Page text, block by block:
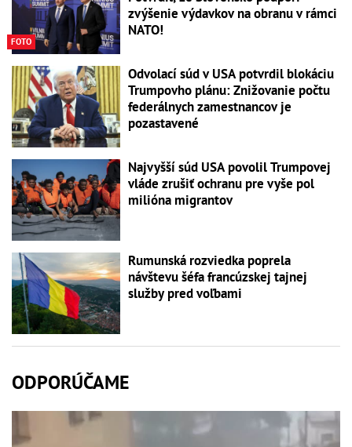
FOTO
zvýšenie výdavkov na obranu v rámci
NATO!
Odvolací súd v USA potvrdil blokáciu
Trumpovho plánu: Znižovanie počtu
federálnych zamestnancov je
pozastavené
Najvyšší súd USA povolil Trumpovej
vláde zrušiť ochranu pre vyše pol
milióna migrantov
Rumunská rozviedka poprela
návštevu šéfa francúzskej tajnej
služby pred voľbami
ODPORÚČAME